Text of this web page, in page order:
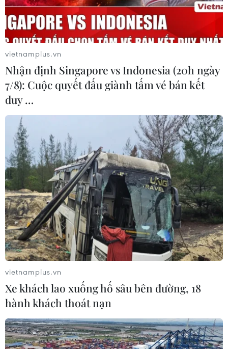
Cử tri TP.HCM đề nghị sớm giải quyết dứt
điểm ô nhiễm môi trường
15/10/2019 09:35
Người dân rất bức xúc với tình trạng ách tắc giao thông,
ô nhiễm môi trường, rác thải... gây ảnh hưởng lớn đến
đời sống sinh hoạt của nhân dân và môi trường đầu tư,
kinh doanh của thành phố.
vietnamplus.vn
Nhận định Singapore vs Indonesia (20h ngày
7/8): Cuộc quyết đấu giành tấm vé bán kết
duy …
vietnamplus.vn
Xe khách lao xuống hố sâu bên đường, 18
hành khách thoát nạn